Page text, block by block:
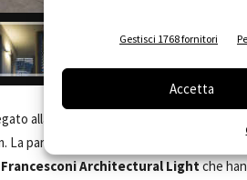
Gestisci 1768 fornitori
Accetta
alla sola costruzione, ma ha
La parte illuminotecnica è stata di
Francesconi Architectural Lightche